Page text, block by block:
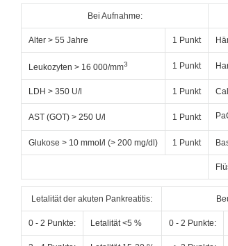
Bei Aufnahme:
Alter > 55 Jahre 1 Punkt
Leukozyten > 16 000/mm3 1 Punkt
LDH > 350 U/l 1 Punkt
AST (GOT) > 250 U/l 1 Punkt
Glukose > 10 mmol/l (> 200 mg/dl) 1 Punkt
Letalität der akuten Pankreatitis:
0 - 2 Punkte: Letalität <5 % 0 - 2 Punkte: